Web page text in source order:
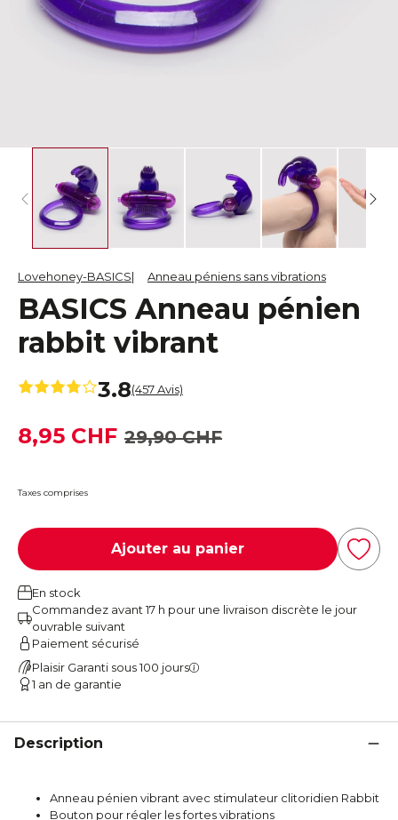
Lovehoney-BASICS Anneau péniens sans vibrations
BASICS Anneau pénien
rabbit vibrant
3.8(457 Avis)
29,90 CHF
8,95 CHF
Taxes comprises
Ajouter au panier
En stock
Commandez avant 17 h pour une livraison discrète le jour
ouvrable suivant
Paiement sécurisé
Plaisir Garanti sous 100 jours
1 an de garantie
Description
Anneau pénien vibrant avec stimulateur clitoridien Rabbit
Bouton pour régler les fortes vibrations